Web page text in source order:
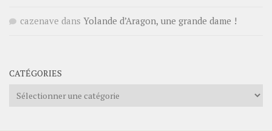
cazenave dans Yolande d’Aragon, une grande dame !
CATÉGORIES
Catégories